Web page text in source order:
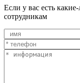
Если у вас есть
сотрудникам